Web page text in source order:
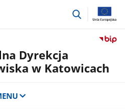
przejdź
Dyrekcja
w Katowicach